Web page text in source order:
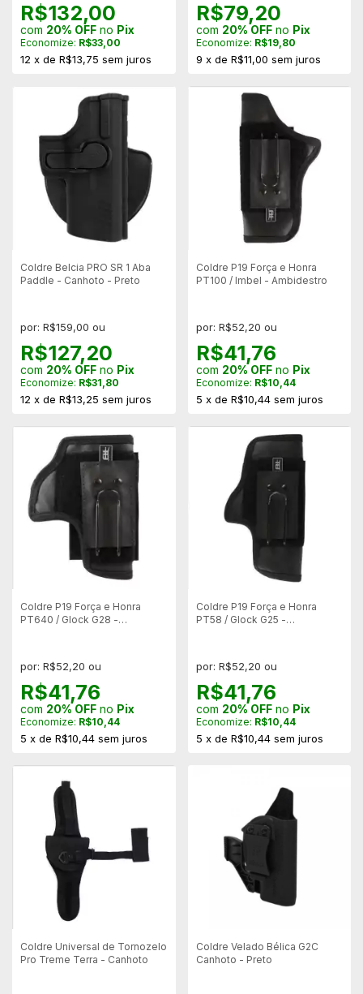
R$132,00
com 20% OFF no Pix
Economize: R$33,00
12 x de R$13,75 sem juros
R$79,20
com 20% OFFno Pix
Economize: R$19,80
9 x de R$11,00 sem juros
Coldre Belcia PRO SR 1 Aba
Paddle - Canhoto - Preto
por: R$159,00 ou
R$127,20
com 20% OFF no Pix
Economize: R$31,80
12 x de R$13,25 sem juros
Coldre P19 Força e Honra
PT100 / Imbel - Ambidestro
por: R$52,20 ou
R$41,76
com 20% OFFno Pix
Economize: R$10,44
5 x de R$10,44 sem juros
Coldre P19 Força e Honra
PT640 / Glock G28 -
por: R$52,20 ou
R$41,76
com 20% OFF no Pix
Economize: R$10,44
5 x de R$10,44 sem juros
Coldre P19 Força e Honra
PT58 / Glock G25 -
por: R$52,20 ou
R$41,76
com 20% OFFno Pix
Economize: R$10,44
5 x de R$10,44 sem juros
Coldre Universal de Tornozelo
Pro Treme Terra - Canhoto
Coldre Velado Bélica G2C
Canhoto - Preto